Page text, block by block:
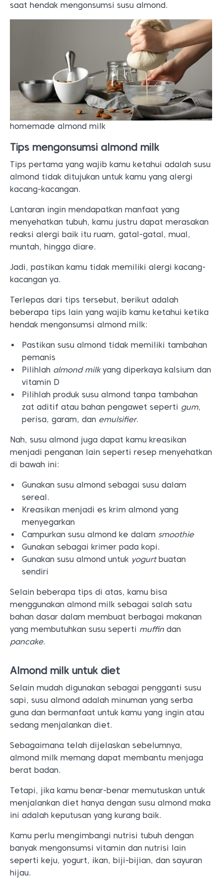
saat hendak mengonsumsi susu almond.
homemade almond milk
Tips mengonsumsi almond milk
Tips pertama yang wajib kamu ketahui adalah susu
almond tidak ditujukan untuk kamu yang alergi
kacang-kacangan.
Lantaran ingin mendapatkan manfaat yang
menyehatkan tubuh, kamu justru dapat merasakan
reaksi alergi baik itu ruam, gatal-gatal, mual,
muntah, hingga diare.
Jadi, pastikan kamu tidak memiliki alergi kacang-
kacangan ya.
Terlepas dari tips tersebut, berikut adalah
beberapa tips lain yang wajib kamu ketahui ketika
hendak mengonsumsi almond milk:
Pastikan susu almond tidak memiliki tambahan
pemanis
Pilihlah almond milkyang diperkaya kalsium dan
vitamin D
Pilihlah produk susu almond tanpa tambahan
zat aditif atau bahan pengawet seperti gum,
perisa, garam, dan emulsifier.
Nah, susu almond juga dapat kamu kreasikan
menjadi penganan lain seperti resep menyehatkan
di bawah ini:
Gunakan susu almond sebagai susu dalam
sereal.
Kreasikan menjadi es krim almond yang
menyegarkan
Campurkan susu almond ke dalam smoothie
Gunakan sebagai krimer pada kopi.
Gunakan susu almond untuk yogurtbuatan
sendiri
Selain beberapa tips di atas, kamu bisa
menggunakan almond milk sebagai salah satu
bahan dasar dalam membuat berbagai makanan
yang membutuhkan susu seperti muffin dan
pancake.
Almond milk untuk diet
Selain mudah digunakan sebagai pengganti susu
sapi, susu almond adalah minuman yang serba
guna dan bermanfaat untuk kamu yang ingin atau
sedang menjalankan diet.
Sebagaimana telah dijelaskan sebelumnya,
almond milk memang dapat membantu menjaga
berat badan.
Tetapi, jika kamu benar-benar memutuskan untuk
menjalankan diet hanya dengan susu almond maka
ini adalah keputusan yang kurang baik.
Kamu perlu mengimbangi nutrisi tubuh dengan
banyak mengonsumsi vitamin dan nutrisi lain
seperti keju, yogurt, ikan, biji-bijian, dan sayuran
hijau.